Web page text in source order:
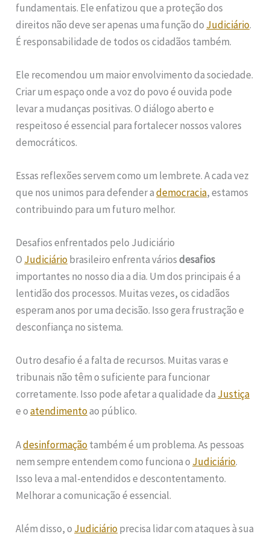
fundamentais. Ele enfatizou que a proteção dos
direitos não deve ser apenas uma função do Judiciário.
É responsabilidade de todos os cidadãos também.
Ele recomendou um maior envolvimento da sociedade.
Criar um espaço onde a voz do povo é ouvida pode
levar a mudanças positivas. O diálogo aberto e
respeitoso é essencial para fortalecer nossos valores
democráticos.
Essas reflexões servem como um lembrete. A cada vez
que nos unimos para defender ademocracia, estamos
contribuindo para um futuro melhor.
Desafios enfrentados pelo Judiciário
O Judiciáriobrasileiro enfrenta váriosdesafios
importantes no nosso dia a dia. Um dos principais é a
lentidão dos processos. Muitas vezes, os cidadãos
esperam anos por uma decisão. Isso gera frustração e
desconfiança no sistema.
Outro desafio é a falta de recursos. Muitas varas e
tribunais não têm o suficiente para funcionar
corretamente. Isso pode afetar a qualidade da Justiça
e oatendimentoao público.
Adesinformaçãotambém é um problema. As pessoas
nem sempre entendem como funciona o Judiciário.
Isso leva a mal-entendidos e descontentamento.
Melhorar a comunicação é essencial.
Além disso, o Judiciárioprecisa lidar com ataques à sua